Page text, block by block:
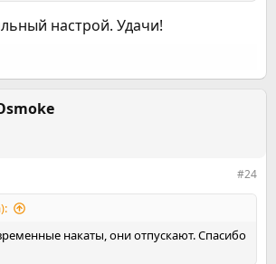
настрой. Удачи!
#24
накаты, они отпускают. Спасибо